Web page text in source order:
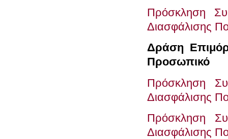
Πρόσκληση
Διασφάλισης
Δράση
Προσωπικό
Πρόσκληση
Διασφάλισης
Πρόσκληση
Διασφάλισης